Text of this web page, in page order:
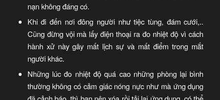
nạn không đáng có.
Khi đi đến nơi đông người như tiệc tùng, đám cưới,..
Cũng đừng vội mà lấy điện thoại ra đo nhiệt độ vì cách
hành xử này gây mất lịch sự và mất điểm trong mắt
người khác.
Những lúc đo nhiệt độ quá cao những phòng lại bình
thường không có cảm giác nóng nực như mà ứng dụng